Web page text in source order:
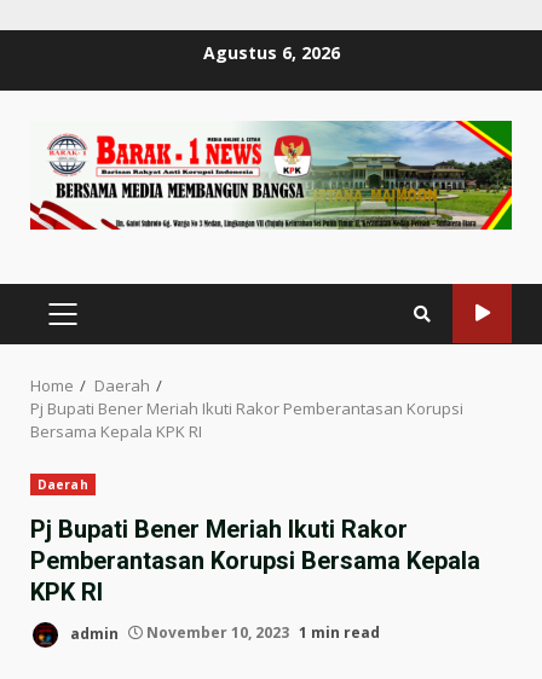
Agustus 6, 2026
PRIMARY
MENU
Home
Daerah
Pj Bupati Bener Meriah Ikuti Rakor Pemberantasan Korupsi
Bersama Kepala KPK RI
Daerah
Pj Bupati Bener Meriah Ikuti Rakor
Pemberantasan Korupsi Bersama Kepala
KPK RI
admin November 10, 2023 1 min read